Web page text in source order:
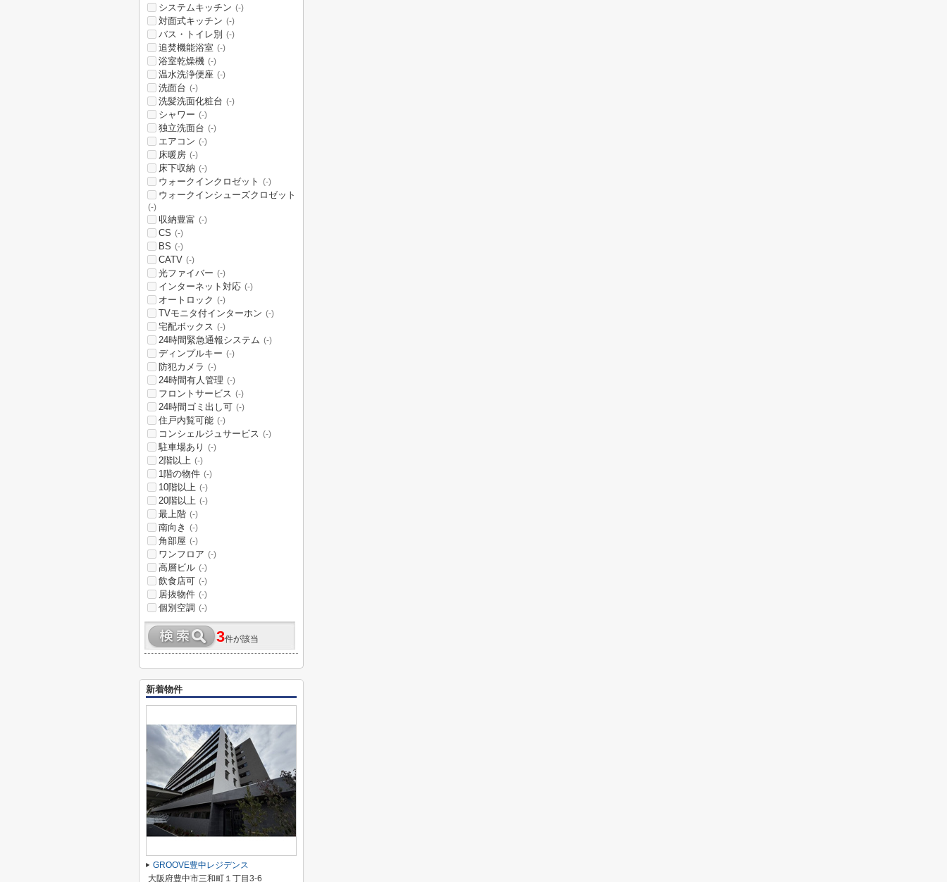
システムキッチン (-)
対面式キッチン (-)
バス・トイレ別 (-)
追焚機能浴室 (-)
浴室乾燥機 (-)
温水洗浄便座 (-)
洗面台 (-)
洗髪洗面化粧台 (-)
シャワー (-)
独立洗面台 (-)
エアコン (-)
床暖房 (-)
床下収納 (-)
ウォークインクロゼット (-)
ウォークインシューズクロゼット
(-)
収納豊富 (-)
CS (-)
BS (-)
CATV (-)
光ファイバー (-)
インターネット対応 (-)
オートロック (-)
TVモニタ付インターホン (-)
宅配ボックス (-)
24時間緊急通報システム (-)
ディンプルキー (-)
防犯カメラ (-)
24時間有人管理 (-)
フロントサービス (-)
24時間ゴミ出し可 (-)
住戸内覧可能 (-)
コンシェルジュサービス (-)
駐車場あり (-)
2階以上 (-)
1階の物件 (-)
10階以上 (-)
20階以上 (-)
最上階 (-)
南向き (-)
角部屋 (-)
ワンフロア (-)
高層ビル (-)
飲食店可 (-)
居抜物件 (-)
個別空調 (-)
3件が該当
新着物件
GROOVE豊中レジデンス
大阪府豊中市三和町１丁目3-6